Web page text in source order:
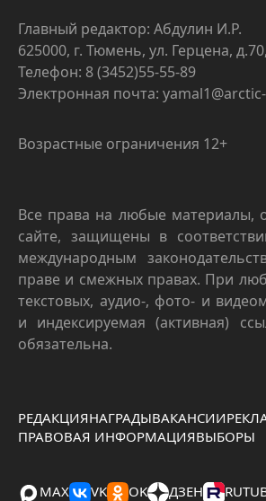
Главный редактор: Абдулин И.Р.
625000, г. Тюмень, ул. Герцена,
Телефон: 8 (3452)55-55-89
Электронная почта:
Возрастные ограничения 12+
Все права на любые материалы,
сайте, защищены в
международным
праве и смежных правах. При
текстовых, аудио-, фото- и
и индексируемая (активная)
обязательна.
РЕДАКЦИЯНАГРАДЫВАКАНСИИ
ПРАВОВАЯ ИНФОРМАЦИЯВЫБОРЫ
MAX VK OK ДЗЕН